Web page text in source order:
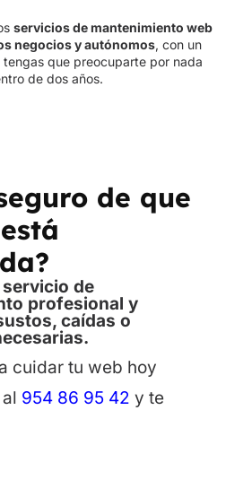
servicios de mantenimiento web
negocios y autónomos, con un
que preocuparte por nada
de dos años.
de que
de
profesional y
caídas o
cuidar tu web hoy
954 86 95 42 y te